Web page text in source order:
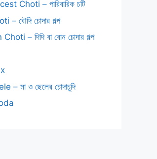
Choti – পারিবারিক চটি
– বৌদি চোদার গল্প
– দিদি বা বোন চোদার গল্প
– মা ও ছেলের চোদাচুদি